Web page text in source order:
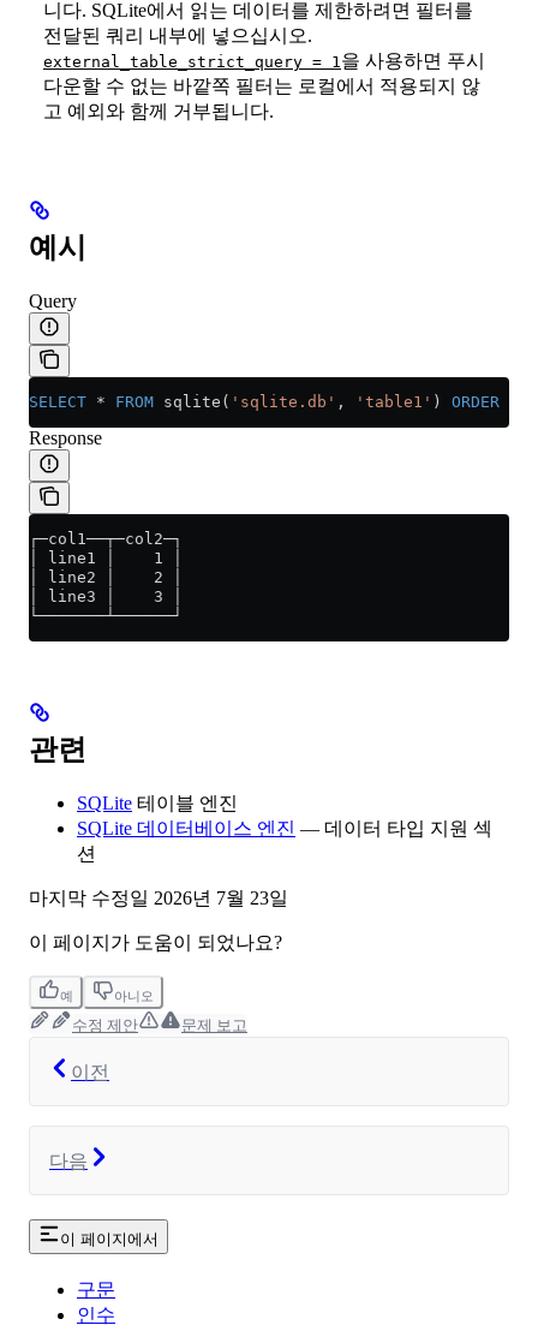
니다. SQLite에서 읽는 데이터를 제한하려면 필터를
전달된 쿼리 내부에 넣으십시오.
external_table_strict_query = 1 을 사용하면 푸시
다운할 수 없는 바깥쪽 필터는 로컬에서 적용되지 않
고 예외와 함께 거부됩니다.
예시
Query
SELECT * FROM sqlite( 'sqlite.db' , 'table1' ) ORDER BY
Response
┌─col1──┬─col2─┐
│ line1 │    1 │
│ line2 │    2 │
│ line3 │    3 │
└───────┴──────┘
관련
SQLite 테이블 엔진
SQLite 데이터베이스 엔진 — 데이터 타입 지원 섹
션
마지막 수정일 2026년 7월 23일
이 페이지가 도움이 되었나요?
예 아니오
수정 제안 문제 보고
이전
다음
이 페이지에서
구문
인수